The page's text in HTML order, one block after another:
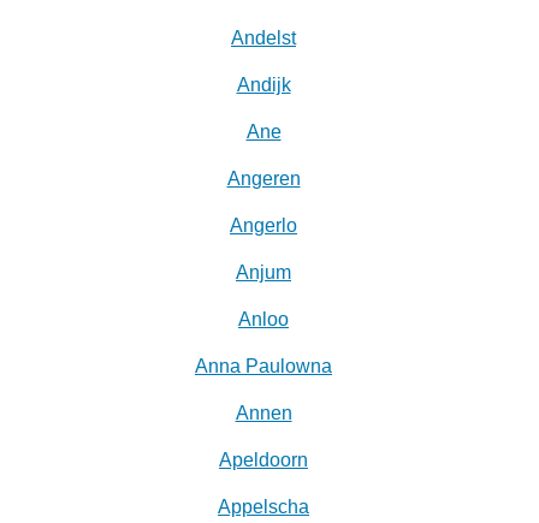
Andelst
Andijk
Ane
Angeren
Angerlo
Anjum
Anloo
Anna Paulowna
Annen
Apeldoorn
Appelscha